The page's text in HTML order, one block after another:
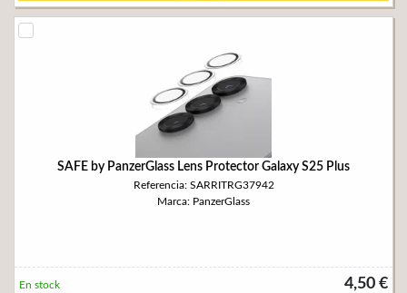
SAFE by PanzerGlass Lens Protector Galaxy S25 Plus
Referencia: SARRITRG37942
Marca: PanzerGlass
4,50 €
En stock